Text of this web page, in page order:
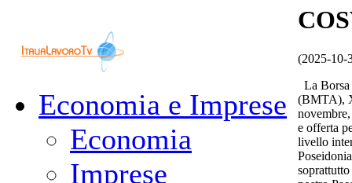
Economia e Imprese
Economia
Imprese
(2025-10-
La
(BMTA),
e offerta
livello